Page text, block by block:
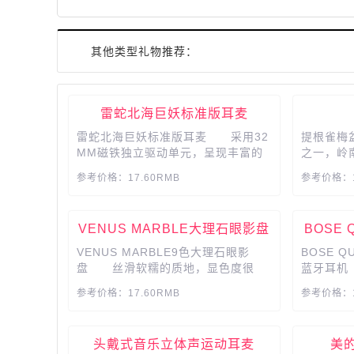
其他类型礼物推荐：
雷蛇北海巨妖标准版耳麦
雷蛇北海巨妖标准版耳麦 采用32
MM磁铁独立驱动单元，呈现丰富的
速锁定敌人位置，下载并安装7.1环
戏中感知声音来源和方向，可调整头
带与头部紧密贴合，经众多职业玩家
实战测...
参考价格：17.60RMB
提根雀
之一，岭
影，人如
参考价格
VENUS MARBLE大理石眼影盘
VENUS MARBLE9色大理石眼影
盘 丝滑软糯的质地，显色度很
次分明，妆后完全是元气满满的芭比
参考价格：17.60RMB
BOSE
BOSE
蓝牙耳
节。采用
参考价格
头戴式音乐立体声运动耳麦 美